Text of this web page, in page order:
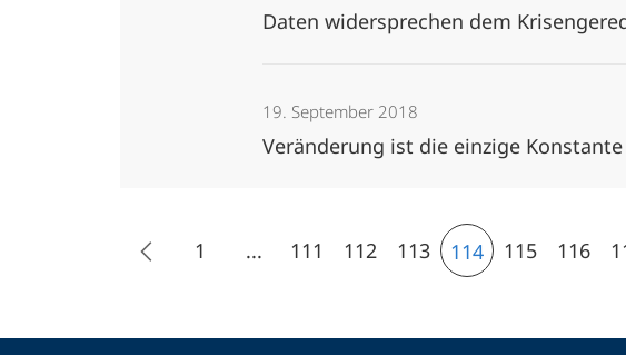
Daten widersprechen dem
19. September 2018
Veränderung ist die einzige Konstante
1 ... 111 112 113 114 115 116